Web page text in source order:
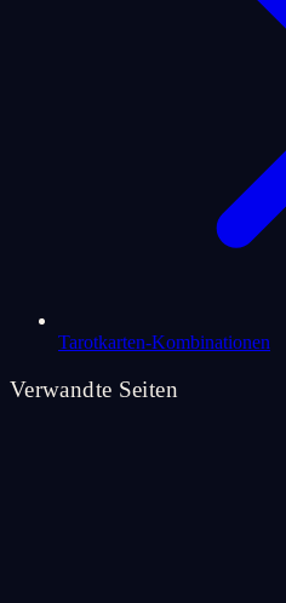
Tarotkarten-Kombinationen
Verwandte Seiten